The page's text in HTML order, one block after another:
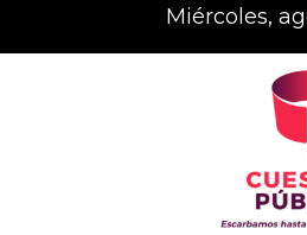
miércoles,